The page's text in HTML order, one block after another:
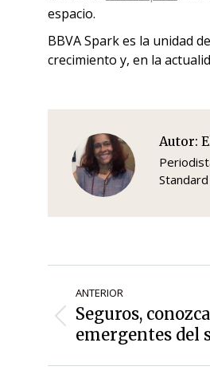
espacio.
BBVA Spark es la unidad
crecimiento y, en la
Autor:
de
entradas
ANTERIOR
Entrada
anterior:
Seguros,
emergentes del